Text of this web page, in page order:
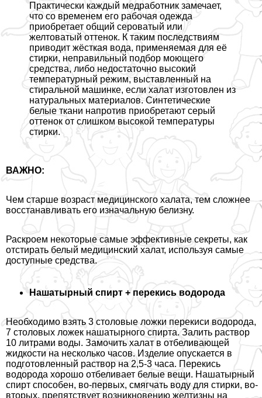
Пpaктически каждый медработник замечает,
что со временем его рабочая одежда
приобретает общий сероватый или
желтоватый оттенок. К таким последствиям
приводит жёсткая вода, применяемая для её
стирки, неправильный подбор моющего
средства, либо недостаточно высокий
температурный режим, выставленный на
стиральной машинке, если халат изготовлен из
натуральных материалов. Синтетические
белые ткани напротив приобретают серый
оттенок от слишком высокой температуры
стирки.
ВАЖНО:
Чем старше возраст медицинского халата, тем сложнее
восстанавливать его изначальную белизну.
Раскроем некоторые самые эффективные секреты, как
отстирать белый медицинский халат, используя самые
доступные средства.
Нашатырный спирт + перекись водорода
Необходимо взять 3 столовые ложки перекиси водорода,
7 столовых ложек нашатырного спирта. Залить раствор
10 литрами воды. Замочить халат в отбеливающей
жидкости на несколько часов. Изделие опускается в
подготовленный раствор на 2,5-3 часа. Перекись
водорода хорошо отбеливает белые вещи. Нашатырный
спирт способен, во-первых, смягчать воду для стирки, во-
вторых, препятствует возникновению желтизны на